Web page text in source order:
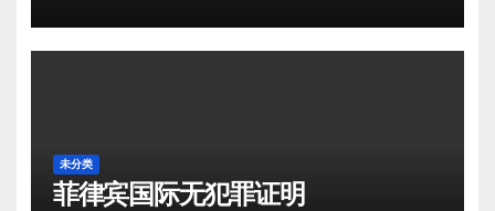
未分类
菲律宾国际无犯罪证明